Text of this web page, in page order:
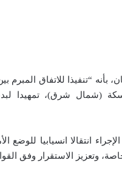
بأنه “تنفيذا للاتفاق
(شمال شرق)، تمهيدا لبدء
انتقالا انسيابيا
وتعزيز الاستقرار وفق